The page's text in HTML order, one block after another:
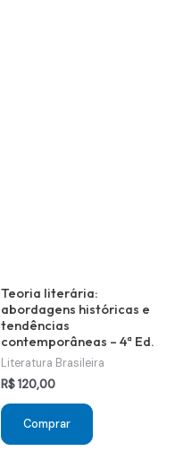
Teoria literária:
abordagens históricas e
tendências
contemporâneas – 4ª Ed.
Literatura Brasileira
R$120,00
Comprar